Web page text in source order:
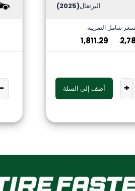
البرتغال(2025)
شامل الضريبة
1,811.29
+ أضف إلى السلة -